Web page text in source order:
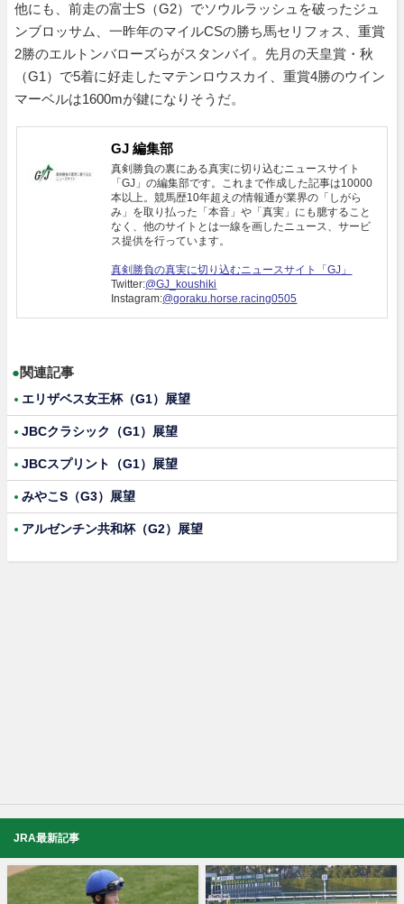
他にも、前走の富士S（G2）でソウルラッシュを破ったジュ
ンブロッサム、一昨年のマイルCSの勝ち馬セリフォス、重賞
2勝のエルトンバローズらがスタンバイ。先月の天皇賞・秋
（G1）で5着に好走したマテンロウスカイ、重賞4勝のウイン
マーベルは1600mが鍵になりそうだ。
GJ 編集部
真剣勝負の裏にある真実に切り込むニュースサイト
「GJ」の編集部です。これまで作成した記事は10000
本以上。競馬歴10年超えの情報通が業界の「しがら
み」を取り払った「本音」や「真実」にも臆すること
なく、他のサイトとは一線を画したニュース、サービ
ス提供を行っています。
真剣勝負の真実に切り込むニュースサイト「GJ」
Twitter:@GJ_koushiki
Instagram:@goraku.horse.racing0505
●関連記事
エリザベス女王杯（G1）展望
JBCクラシック（G1）展望
JBCスプリント（G1）展望
みやこS（G3）展望
アルゼンチン共和杯（G2）展望
JRA最新記事